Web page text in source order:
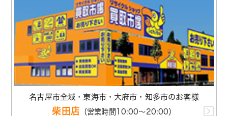
名古屋市全域・東海市・大府市・知多市のお客様
柴田店 （営業時間10:00～20:00）